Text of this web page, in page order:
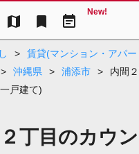
map bookmark event_note
New!
>
賃貸(マンション・アパ
> 沖縄県 > 浦添市 >
内間
戸建て)
丁目のカウ